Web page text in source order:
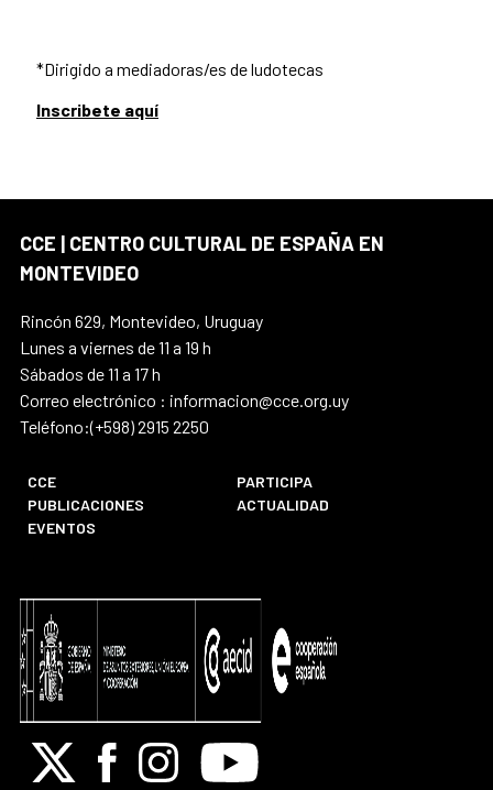
*Dirigido a mediadoras/es de ludotecas
Inscribete aquí
CCE | CENTRO CULTURAL DE ESPAÑA EN
MONTEVIDEO
Rincón 629, Montevideo, Uruguay
Lunes a viernes de 11 a 19 h
Sábados de 11 a 17 h
Correo electrónico : informacion@cce.org.uy
Teléfono:(+598) 2915 2250
CCE
PARTICIPA
PUBLICACIONES
ACTUALIDAD
EVENTOS
X FacebookInstagramYoutube